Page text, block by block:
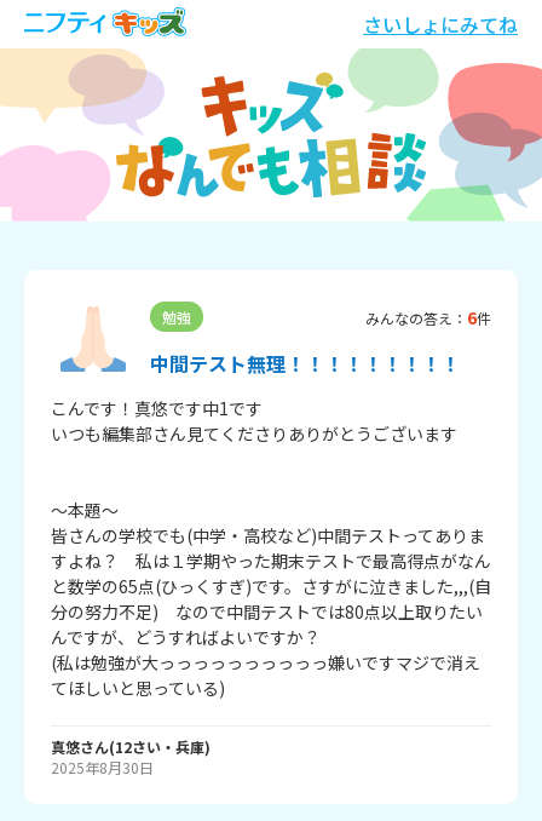
さいしょにみてね
勉強 みんなの答え： 6件
中間テスト無理！！！！！！！！！
こんです！真悠です中1です
いつも編集部さん見てくださりありがとうございます
～本題～
皆さんの学校でも(中学・高校など)中間テストってありま
すよね？　私は１学期やった期末テストで最高得点がなん
と数学の65点(ひっくすぎ)です。さすがに泣きました,,,(自
分の努力不足)　なので中間テストでは80点以上取りたい
んですが、どうすればよいですか？
(私は勉強が大っっっっっっっっっっ嫌いですマジで消え
てほしいと思っている)
真悠さん(12さい・ 兵庫)
2025年8月30日